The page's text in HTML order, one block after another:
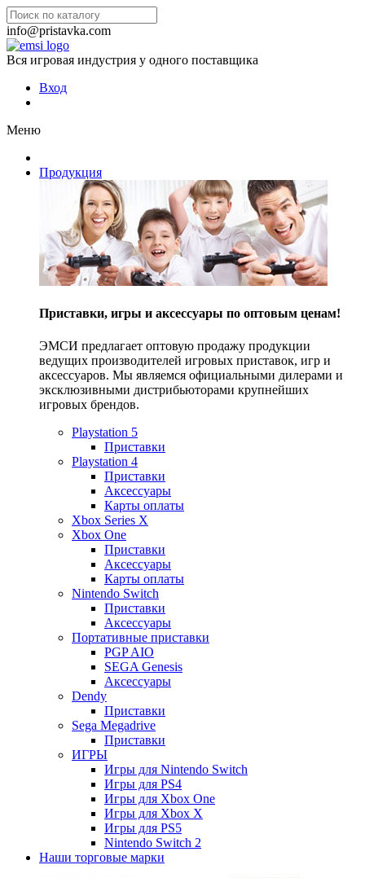
info@pristavka.com
Вся игровая индустрия у одного поставщика
Вход
Меню
Продукция
Приставки, игры и аксессуары по оптовым ценам!
ЭМСИ предлагает оптовую продажу продукции
ведущих производителей игровых приставок, игр и
аксессуаров. Мы являемся официальными дилерами и
эксклюзивными дистрибьюторами крупнейших
игровых брендов.
Playstation 5
Приставки
Playstation 4
Приставки
Аксессуары
Карты оплаты
Xbox Series X
Xbox One
Приставки
Аксессуары
Карты оплаты
Nintendo Switch
Приставки
Аксессуары
Портативные приставки
PGP AIO
SEGA Genesis
Аксессуары
Dendy
Приставки
Sega Megadrive
Приставки
ИГРЫ
Игры для Nintendo Switch
Игры для PS4
Игры для Xbox One
Игры для Xbox X
Игры для PS5
Nintendo Switch 2
Наши торговые марки